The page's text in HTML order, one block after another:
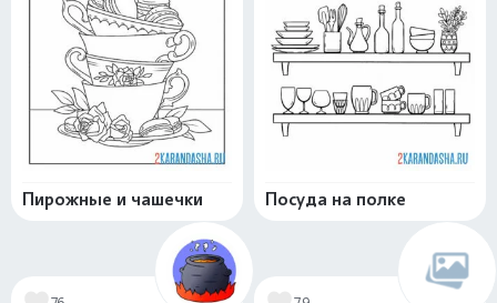
Пирожные и чашечки Посуда на полке